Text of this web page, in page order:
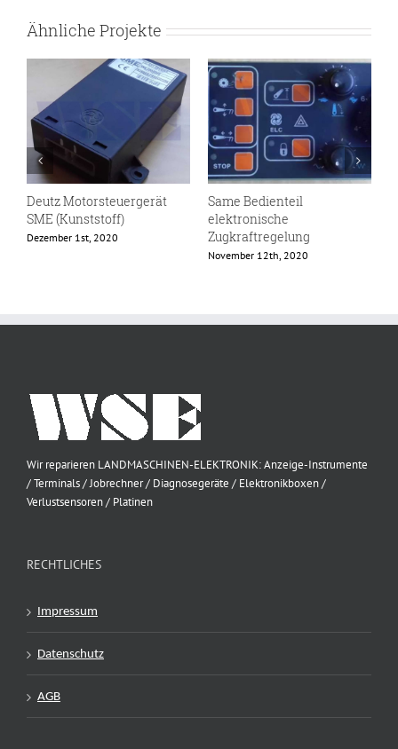
Ähnliche Projekte
Deutz Motorsteuergerät
SME (Kunststoff)
Dezember 1st, 2020
Same Bedienteil
elektronische
Zugkraftregelung
November 12th, 2020
Wir reparieren LANDMASCHINEN-ELEKTRONIK: Anzeige-Instrumente
/ Terminals / Jobrechner / Diagnosegeräte / Elektronikboxen /
Verlustsensoren / Platinen
RECHTLICHES
Impressum
Datenschutz
AGB